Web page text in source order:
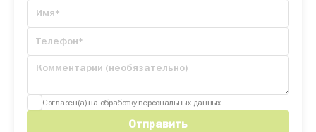
Согласен(а) на обработку персональных данных
Отправить